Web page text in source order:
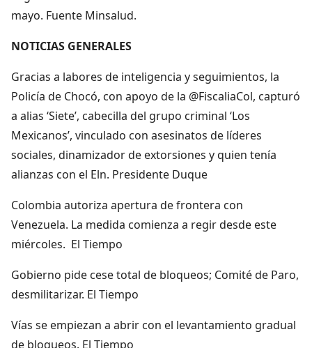
mayo. Fuente Minsalud.
NOTICIAS GENERALES
Gracias a labores de inteligencia y seguimientos, la
Policía de Chocó, con apoyo de la @FiscaliaCol, capturó
a alias ‘Siete’, cabecilla del grupo criminal ‘Los
Mexicanos’, vinculado con asesinatos de líderes
sociales, dinamizador de extorsiones y quien tenía
alianzas con el Eln. Presidente Duque
Colombia autoriza apertura de frontera con
Venezuela. La medida comienza a regir desde este
miércoles. El Tiempo
Gobierno pide cese total de bloqueos; Comité de Paro,
desmilitarizar. El Tiempo
Vías se empiezan a abrir con el levantamiento gradual
de bloqueos. El Tiempo